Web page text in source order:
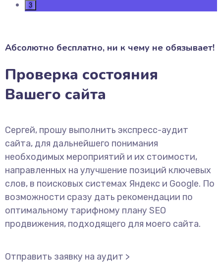
3
Абсолютно бесплатно, ни к чему не обязывает!
Проверка состояния
Вашего сайта
Сергей, прошу выполнить экспресс-аудит
сайта, для дальнейшего понимания
необходимых мероприятий и их стоимости,
направленных на улучшение позиций ключевых
слов, в поисковых системах Яндекс и Google. По
возможности сразу дать рекомендации по
оптимальному тарифному плану SEO
продвижения, подходящего для моего сайта.
Отправить заявку на аудит >